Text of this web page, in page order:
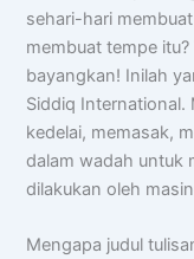
sehari-hari
membuat tempe
bayangkan! Inilah
Siddiq International.
kedelai, memasak,
dalam wadah untuk
dilakukan oleh
Mengapa judul